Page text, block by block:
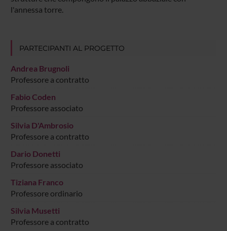
l'annessa torre.
PARTECIPANTI AL PROGETTO
Andrea Brugnoli
Professore a contratto
Fabio Coden
Professore associato
Silvia D'Ambrosio
Professore a contratto
Dario Donetti
Professore associato
Tiziana Franco
Professore ordinario
Silvia Musetti
Professore a contratto